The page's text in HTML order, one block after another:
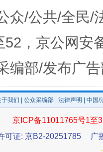
问题” 法
众/公共/全民/
52，京公网安
编部/发布广
于我们 公众采编部 法律声明 | 中国
京ICP备11011765号1至
可证: 京B2-20251785
广